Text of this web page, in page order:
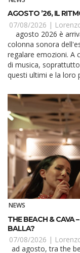
AGOSTO ’26, IL
07/08/2026 |
colonna sonora
regalare emozioni. A
di musica,
questi ultimi e la loro
NEWS
THE BEACH & CAVA
BALLA?
07/08/2026 |